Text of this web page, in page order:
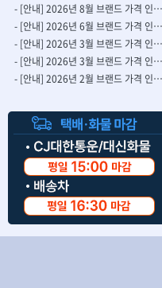
- 임
- 별
-
- 임
- 임
- 유
- 연결
- 임
- 볼
- 라
- 퀵
자동
자동
- 타
MAFELL
MORSE
OSEIN
SICE
THETA
THETA-
- [안내] 2026년 8월 브랜드 가격 인상 사전 안내의 건
- [안내] 2026년 6월 브랜드 가격 인상 사전 안내의 건
- [안내] 2026년 3월 브랜드 가격 인상 사전 안내의 건-2
- [안내] 2026년 3월 브랜드 가격 인상 사전 안내의 건
- [안내] 2026년 2월 브랜드 가격 인상 사전 안내의 건